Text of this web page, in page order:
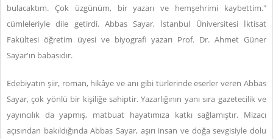
bulacaktım. Çok üzgünüm, bir yazarı ve hemşehrimi kaybettim."
cümleleriyle dile getirdi. Abbas Sayar, İstanbul Üniversitesi İktisat
Fakültesi öğretim üyesi ve biyografi yazarı Prof. Dr. Ahmet Güner
Sayar'ın babasıdır.
Edebiyatın şiir, roman, hikâye ve anı gibi türlerinde eserler veren Abbas
Sayar, çok yönlü bir kişiliğe sahiptir. Yazarlığının yanı sıra gazetecilik ve
yayıncılık da yapmış, matbuat hayatımıza katkı sağlamıştır. Mizacı
açısından bakıldığında Abbas Sayar, aşırı insan ve doğa sevgisiyle dolu